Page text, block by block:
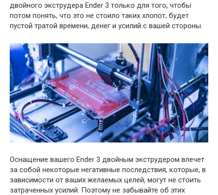
двойного экструдера Ender 3 только для того, чтобы
потом понять, что это не стоило таких хлопот, будет
пустой тратой времени, денег и усилий с вашей стороны.
Оснащение вашего Ender 3 двойным экструдером влечет
за собой некоторые негативные последствия, которые, в
зависимости от ваших желаемых целей, могут не стоить
затраченных усилий. Поэтому не забывайте об этих